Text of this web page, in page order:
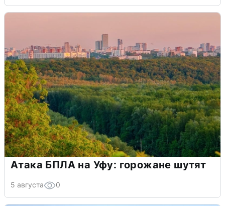
Атака БПЛА на Уфу: горожане шутят
5 августа 0